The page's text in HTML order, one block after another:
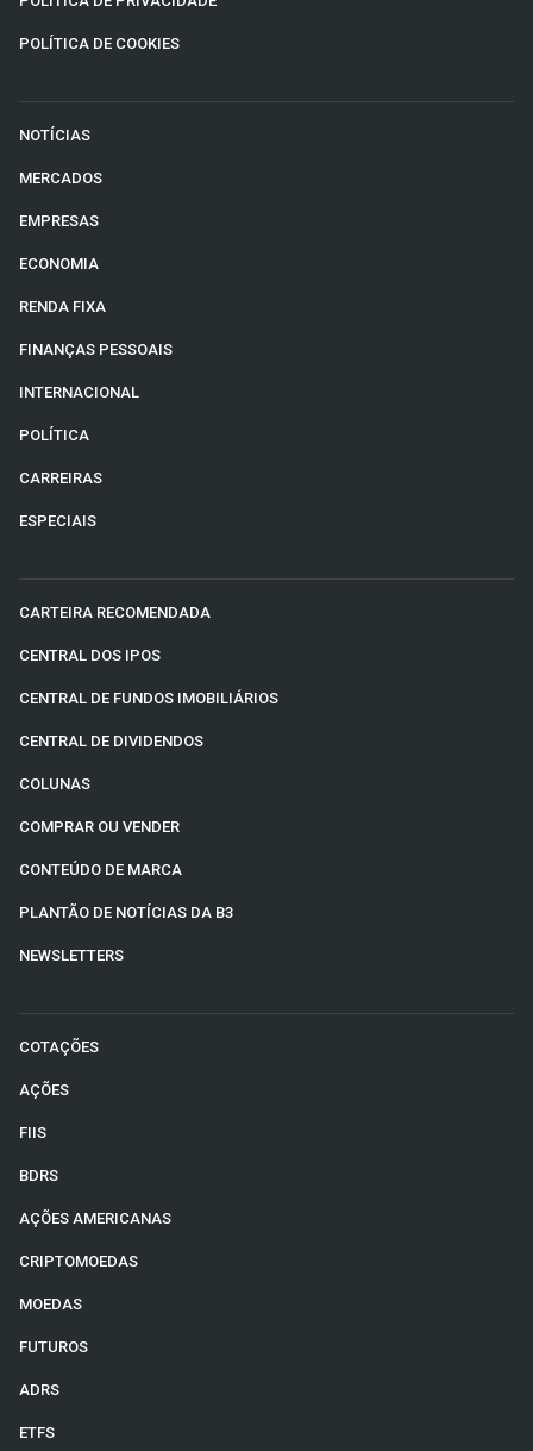
POLÍTICA DE COOKIES
NOTÍCIAS
MERCADOS
EMPRESAS
ECONOMIA
RENDA FIXA
FINANÇAS PESSOAIS
INTERNACIONAL
POLÍTICA
CARREIRAS
ESPECIAIS
CARTEIRA RECOMENDADA
CENTRAL DOS IPOS
CENTRAL DE FUNDOS IMOBILIÁRIOS
CENTRAL DE DIVIDENDOS
COLUNAS
COMPRAR OU VENDER
CONTEÚDO DE MARCA
PLANTÃO DE NOTÍCIAS DA B3
NEWSLETTERS
COTAÇÕES
AÇÕES
FIIS
BDRS
AÇÕES AMERICANAS
CRIPTOMOEDAS
MOEDAS
FUTUROS
ADRS
ETFS